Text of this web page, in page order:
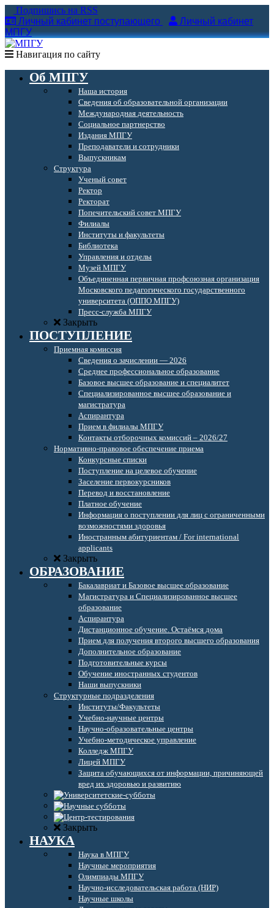
Подпишись на RSS
Личный кабинет поступающего
Личный кабинет
МПГУ
Навигация по сайту
Об МПГУ
Наша история
Сведения об образовательной организации
Международная деятельность
Социальное партнерство
Издания МПГУ
Преподаватели и сотрудники
Выпускникам
Структура
Ученый совет
Ректор
Ректорат
Попечительский совет МПГУ
Филиалы
Институты и факультеты
Библиотека
Управления и отделы
Музей МПГУ
Объединенная первичная профсоюзная организация
Московского педагогического государственного
университета (ОППО МПГУ)
Пресс-служба МПГУ
Закрыть
ПОСТУПЛЕНИЕ
Приемная комиссия
Сведения о зачислении — 2026
Среднее профессиональное образование
Базовое высшее образование и специалитет
Специализированное высшее образование и
магистратура
Аспирантура
Прием в филиалы МПГУ
Контакты отборочных комиссий – 2026/27
Нормативно-правовое обеспечение приема
Конкурсные списки
Поступление на целевое обучение
Заселение первокурсников
Перевод и восстановление
Платное обучение
Информация о поступлении для лиц с ограниченными
возможностями здоровья
Иностранным абитуриентам / For international
applicants
Закрыть
ОБРАЗОВАНИЕ
Бакалавриат и Базовое высшее образование
Магистратура и Специализированное высшее
образование
Аспирантура
Дистанционное обучение. Остаёмся дома
Прием для получения второго высшего образования
Дополнительное образование
Подготовительные курсы
Обучение иностранных студентов
Наши выпускники
Структурные подразделения
Институты/Факультеты
Учебно-научные центры
Научно-образовательные центры
Учебно-методическое управление
Колледж МПГУ
Лицей МПГУ
Защита обучающихся от информации, причиняющей
вред их здоровью и развитию
Закрыть
НАУКА
Наука в МПГУ
Научные мероприятия
Олимпиады МПГУ
Научно-исследовательская работа (НИР)
Научные школы